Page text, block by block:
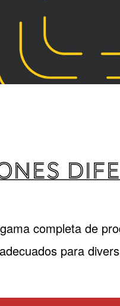
completa de
para